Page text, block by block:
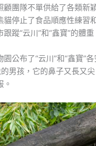
顧團隊不單供給了各類新
貓停止了食品順應性練習
跟蹤“云川”和“鑫寶”的體
園公布了“云川”和“鑫寶”
男孩，它的鼻子又長又
。